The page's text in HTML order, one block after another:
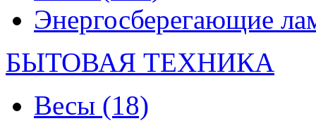
Энергосберегающие
БЫТОВАЯ ТЕХНИКА
Весы (18)